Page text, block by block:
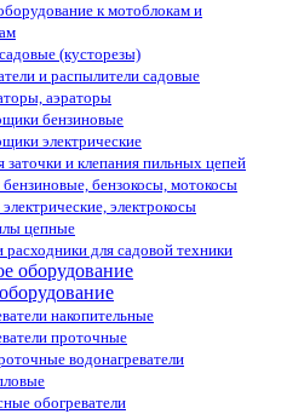
к мотоблокам и
(кусторезы)
и распылители садовые
аэраторы
бензиновые
электрические
заточки и клепания пильных цепей
бензокосы, мотокосы
электрокосы
цепные
расходники для садовой техники
накопительные
проточные
водонагреватели
обогреватели